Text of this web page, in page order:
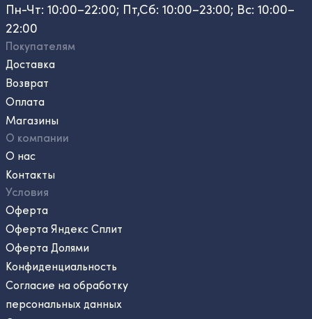
Пн-Чт: 10:00–22:00; Пт,Сб: 10:00–23:00; Вс: 10:00–
22:00
Покупателям
Доставка
Возврат
Оплата
Магазины
О компании
О нас
Контакты
Условия
Оферта
Оферта Яндекс Сплит
Оферта Долями
Конфиденциальность
Согласие на обработку
персональных данных